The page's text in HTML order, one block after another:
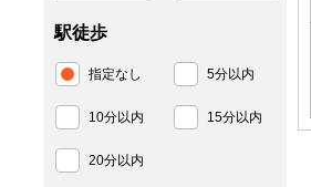
駅徒歩
指定なし 5分以内
10分以内 15分以内
20分以内